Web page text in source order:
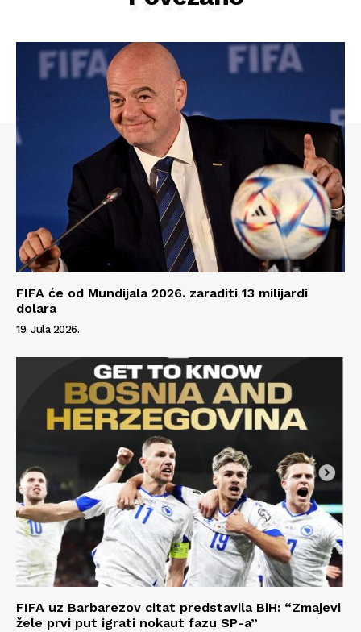
Info
Impressum
FIFA će od Mundijala 2026. zaraditi 13 milijardi
dolara
19. Jula 2026.
FIFA uz Barbarezov citat predstavila BiH: “Zmajevi
žele prvi put igrati nokaut fazu SP-a”